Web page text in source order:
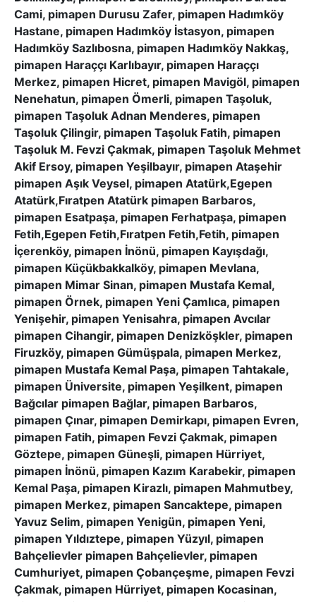
Cami, pimapen Durusu Zafer, pimapen Hadımköy
Hastane, pimapen Hadımköy İstasyon, pimapen
Hadımköy Sazlıbosna, pimapen Hadımköy Nakkaş,
pimapen Haraççı Karlıbayır, pimapen Haraççı
Merkez, pimapen Hicret, pimapen Mavigöl, pimapen
Nenehatun, pimapen Ömerli, pimapen Taşoluk,
pimapen Taşoluk Adnan Menderes, pimapen
Taşoluk Çilingir, pimapen Taşoluk Fatih, pimapen
Taşoluk M. Fevzi Çakmak, pimapen Taşoluk Mehmet
Akif Ersoy, pimapen Yeşilbayır, pimapen Ataşehir
pimapen Aşık Veysel, pimapen Atatürk,Egepen
Atatürk,Fıratpen Atatürk pimapen Barbaros,
pimapen Esatpaşa, pimapen Ferhatpaşa, pimapen
Fetih,Egepen Fetih,Fıratpen Fetih,Fetih, pimapen
İçerenköy, pimapen İnönü, pimapen Kayışdağı,
pimapen Küçükbakkalköy, pimapen Mevlana,
pimapen Mimar Sinan, pimapen Mustafa Kemal,
pimapen Örnek, pimapen Yeni Çamlıca, pimapen
Yenişehir, pimapen Yenisahra, pimapen Avcılar
pimapen Cihangir, pimapen Denizköşkler, pimapen
Firuzköy, pimapen Gümüşpala, pimapen Merkez,
pimapen Mustafa Kemal Paşa, pimapen Tahtakale,
pimapen Üniversite, pimapen Yeşilkent, pimapen
Bağcılar pimapen Bağlar, pimapen Barbaros,
pimapen Çınar, pimapen Demirkapı, pimapen Evren,
pimapen Fatih, pimapen Fevzi Çakmak, pimapen
Göztepe, pimapen Güneşli, pimapen Hürriyet,
pimapen İnönü, pimapen Kazım Karabekir, pimapen
Kemal Paşa, pimapen Kirazlı, pimapen Mahmutbey,
pimapen Merkez, pimapen Sancaktepe, pimapen
Yavuz Selim, pimapen Yenigün, pimapen Yeni,
pimapen Yıldıztepe, pimapen Yüzyıl, pimapen
Bahçelievler pimapen Bahçelievler, pimapen
Cumhuriyet, pimapen Çobançeşme, pimapen Fevzi
Çakmak, pimapen Hürriyet, pimapen Kocasinan,